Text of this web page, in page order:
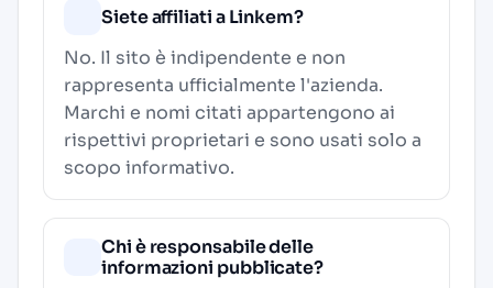
Siete affiliati a Linkem?
No. Il sito è indipendente e non
rappresenta ufficialmente l'azienda.
Marchi e nomi citati appartengono ai
rispettivi proprietari e sono usati solo a
scopo informativo.
Chi è responsabile delle
informazioni pubblicate?